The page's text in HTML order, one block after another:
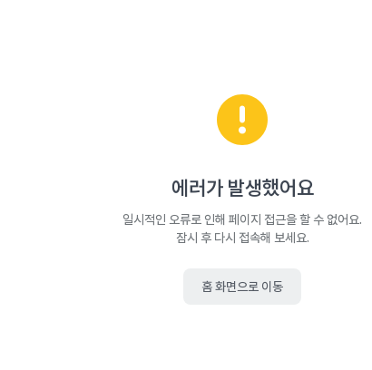
에러가 발생했어요
일시적인 오류로 인해 페이지 접근을 할 수 없어요.
잠시 후 다시 접속해 보세요.
홈 화면으로 이동